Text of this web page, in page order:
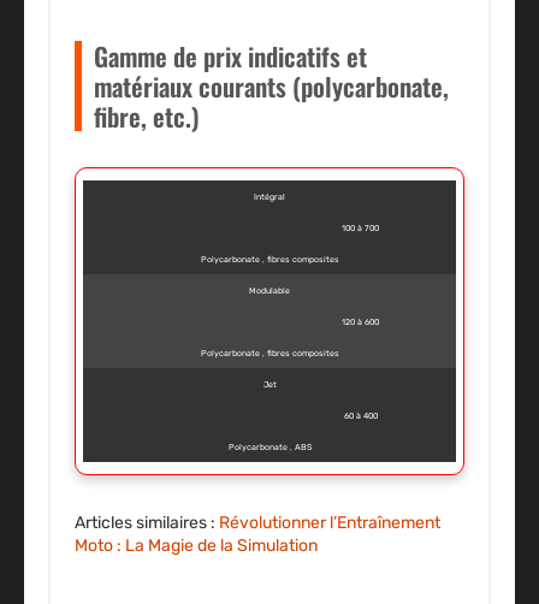
Gamme de prix indicatifs et
matériaux courants (polycarbonate,
fibre, etc.)
Intégral
100 à 700
Polycarbonate , fibres composites
Modulable
120 à 600
Polycarbonate , fibres composites
Jet
60 à 400
Polycarbonate , ABS
Articles similaires : Révolutionner l’Entraînement
Moto : La Magie de la Simulation